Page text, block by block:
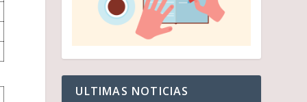
ULTIMAS NOTICIAS